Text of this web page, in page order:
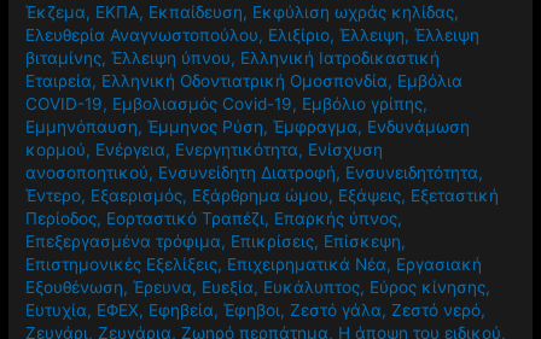
Έκζεμα, ΕΚΠΑ, Εκπαίδευση, Εκφύλιση ωχράς κηλίδας,
Ελευθερία Αναγνωστοπούλου, Ελιξίριο,Έλλειψη,Έλλειψη
βιταμίνης,Έλλειψη ύπνου, Ελληνική Ιατροδικαστική
Εταιρεία, Ελληνική Οδοντιατρική Ομοσπονδία, Εμβόλια
COVID-19, Εμβολιασμός Covid-19, Εμβόλιο γρίπης,
Εμμηνόπαυση,Έμμηνος Ρύση,Έμφραγμα, Ενδυνάμωση
κορμού, Ενέργεια, Ενεργητικότητα, Ενίσχυση
ανοσοποητικού, Ενσυνείδητη Διατροφή, Ενσυνειδητότητα,
Έντερο, Εξαερισμός, Εξάρθρημα ώμου, Εξάψεις, Εξεταστική
Περίοδος, Εορταστικό Τραπέζι, Επαρκής ύπνος,
Επεξεργασμένα τρόφιμα, Επικρίσεις, Επίσκεψη,
Επιστημονικές Εξελίξεις, Επιχειρηματικά Νέα, Εργασιακή
Εξουθένωση,Έρευνα, Ευεξία, Ευκάλυπτος, Εύρος κίνησης,
Ευτυχία, ΕΦΕΧ, Εφηβεία,Έφηβοι,Ζεστό γάλα,Ζεστό νερό,
Ζευγάρι,Ζευγάρια,Ζωηρό περπάτημα, Η άποψη του ειδικού,